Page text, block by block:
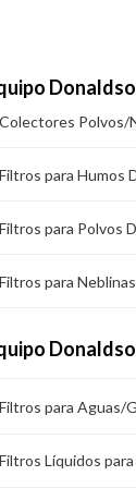
Colectores Polvos/
Filtros para Humos
Filtros para Polvos
Filtros para
Filtros para Aguas/
Filtros Líquidos